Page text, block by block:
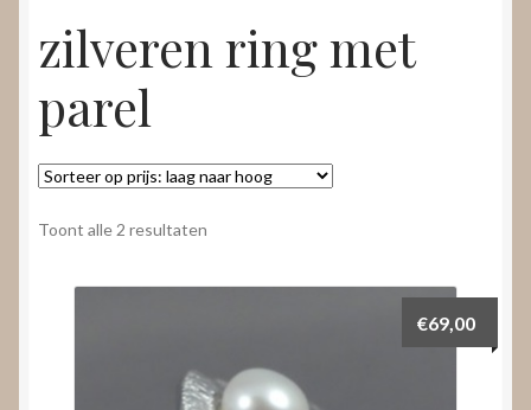
Over
Contact
Nieuws
Video’s
zilveren ring met
parel
Toont alle 2 resultaten
€69,00